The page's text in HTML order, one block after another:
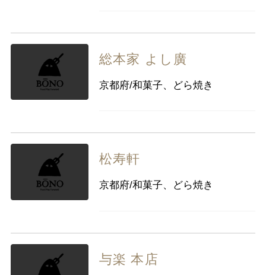
総本家 よし廣
京都府/和菓子、どら焼き
松寿軒
京都府/和菓子、どら焼き
与楽 本店